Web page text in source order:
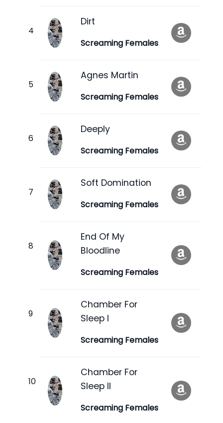
Dirt
Screaming Females
Agnes Martin
Screaming Females
Deeply
Screaming Females
Soft Domination
Screaming Females
End Of My
Bloodline
Screaming Females
Chamber For
Sleep I
Screaming Females
Chamber For
Sleep II
Screaming Females